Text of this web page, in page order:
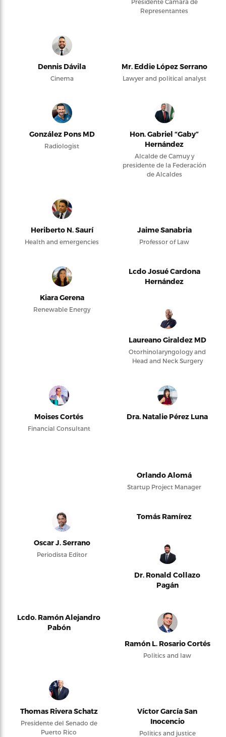
Representantes
Dennis Dávila
Cinema
Mr. Eddie López Serrano
Lawyer and political analyst
González Pons MD
Radiologist
Hon. Gabriel “Gaby”
Hernández
Alcalde de Camuy y
presidente de la Federación
de Alcaldes
Heriberto N. Saurí
Health and emergencies
Jaime Sanabria
Professor of Law
Kiara Gerena
Renewable Energy
Lcdo Josué Cardona
Hernández
Laureano Giraldez MD
Otorhinolaryngology and
Head and Neck Surgery
Moises Cortés
Financial Consultant
Dra. Natalie Pérez Luna
Orlando Alomá
Startup Project Manager
Oscar J. Serrano
Periodista Editor
Tomás Ramírez
Dr. Ronald Collazo
Pagán
Lcdo. Ramón Alejandro
Pabón
Ramón L. Rosario Cortés
Politics and law
Thomas Rivera Schatz
Presidente del Senado de
Puerto Rico
Víctor García San
Inocencio
Politics and justice